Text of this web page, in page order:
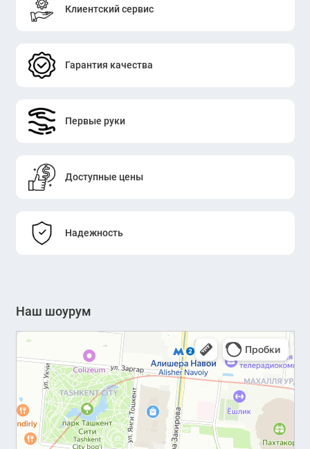
Клиентский сервис
Гарантия качества
Первые руки
Доступные цены
Надежность
Наш шоурум